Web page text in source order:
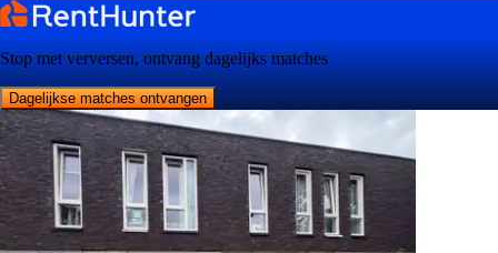
Stop met verversen, ontvang dagelijks matches
Dagelijkse matches ontvangen